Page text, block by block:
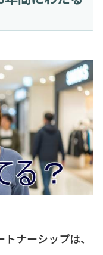
ナーシップは、